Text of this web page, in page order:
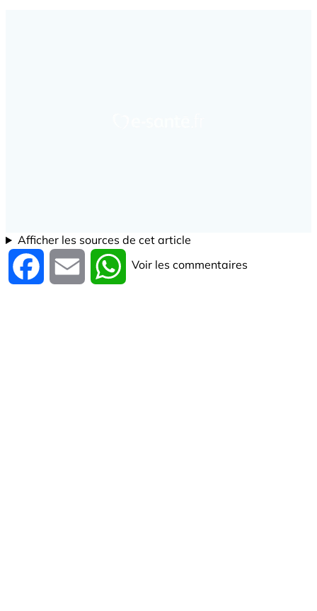
Afficher les sources de cet article
Facebook Email WhatsApp
Voir les commentaires